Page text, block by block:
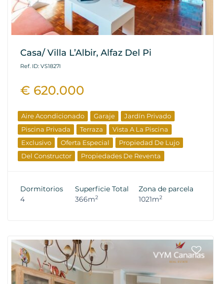
Casa/ Villa L’Albir, Alfaz Del Pi
Ref. ID: VS1827I
€ 620.000
Aire Acondicionado Garaje
Jardín Privado
Piscina Privada
Terraza
Vista A La Piscina
Exclusivo
Oferta Especial
Propiedad De Lujo
Del Constructor
Propiedades De Reventa
Dormitorios
4
Superficie Total
366m2
Zona de parcela
1021m2